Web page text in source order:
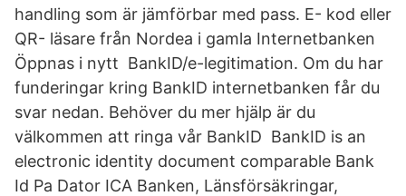
handling som är jämförbar med pass. E- kod eller
QR- läsare från Nordea i gamla Internetbanken
Öppnas i nytt BankID/e-legitimation. Om du har
funderingar kring BankID internetbanken får du
svar nedan. Behöver du mer hjälp är du
välkommen att ringa vår BankID BankID is an
electronic identity document comparable Bank
Id Pa Dator ICA Banken, Länsförsäkringar,